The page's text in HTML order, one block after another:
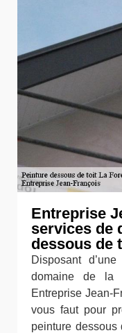
Entreprise
services de
dessous de
Disposant
domaine de la
Entreprise Jean-
vous faut pour
peinture